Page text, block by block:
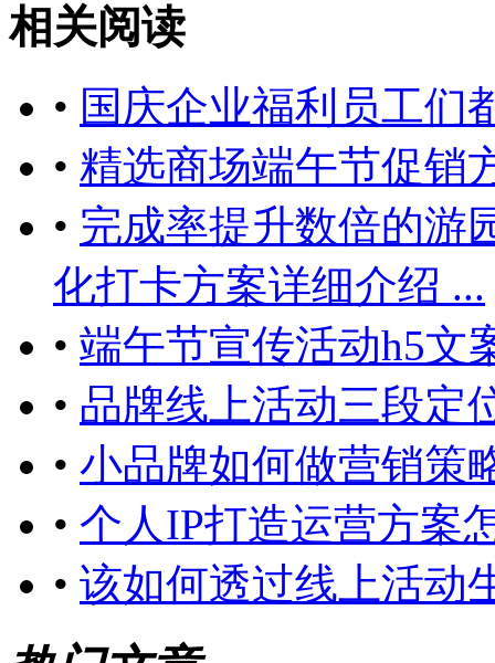
相关阅读
• 国庆企业福利员工们
• 精选商场端午节促销
• 完成率提升数倍的游
化打卡方案详细介绍 ...
• 端午节宣传活动h5文
• 品牌线上活动三段定
• 小品牌如何做营销策
• 个人IP打造运营方案
• 该如何透过线上活动